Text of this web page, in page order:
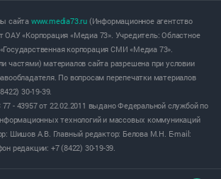
сайта www.media73.ru(Информационное агентство
ОАУ «Корпорация «Медиа 73». Учредитель: Областное
корпорация СМИ «Медиа 73».
частями) материалов сайта разрешена при условии
По вопросам перепечатки материалов
30-19-39.
- 43957 от 22.02.2011 выдано Федеральной службой по
технологий и массовых коммуникаций
Шишов А.В. Главный редактор: Белова М.Н. E-mail:
редакции: +7 (8422) 30-19-39.